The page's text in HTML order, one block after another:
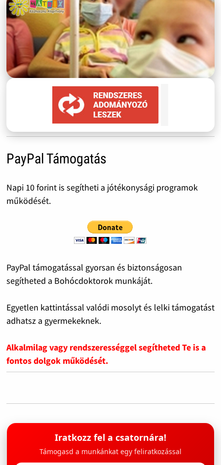
PayPal Támogatás
Napi 10 forint is segítheti a jótékonysági programok
működését.
PayPal támogatással gyorsan és biztonságosan
segítheted a Bohócdoktorok munkáját.
Egyetlen kattintással valódi mosolyt és lelki támogatást
adhatsz a gyermekeknek.
Alkalmilag vagy rendszerességgel segítheted Te is a
fontos dolgok működését.
Iratkozz fel a csatornára!
Támogasd a munkánkat egy feliratkozással